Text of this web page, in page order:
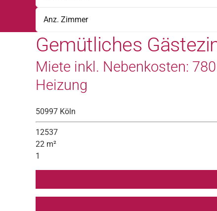
Gemütliches
Miete inkl. Nebenkosten:
Heizung
50997 Köln
12537
22 m²
1